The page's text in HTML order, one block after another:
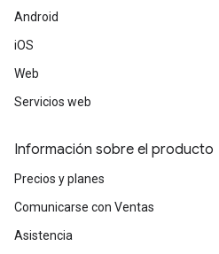
Android
iOS
Web
Servicios web
Información sobre el producto
Precios y planes
Comunicarse con Ventas
Asistencia